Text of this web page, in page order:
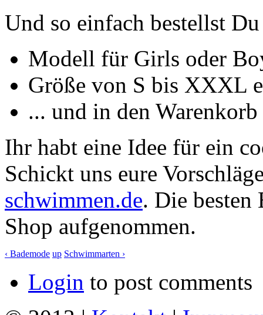
Und so einfach bestellst
Modell für Girls oder
Größe von S bis XXXL
... und in den Warenkorb
Ihr habt eine Idee für ein
Schickt uns eure
schwimmen.de. Die besten
Shop aufgenommen.
‹ Bademode up Schwimmarten ›
Login to post comments